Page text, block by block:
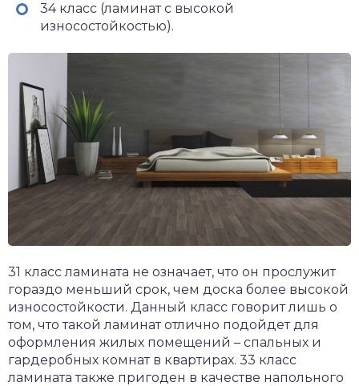
34 класс (ламинат с высокой
износостойкостью).
31 класс ламината не означает, что он прослужит
гораздо меньший срок, чем доска более высокой
износостойкости. Данный класс говорит лишь о
том, что такой ламинат отлично подойдет для
оформления жилых помещений – спальных и
гардеробных комнат в квартирах. 33 класс
ламината также пригоден в качестве напольного